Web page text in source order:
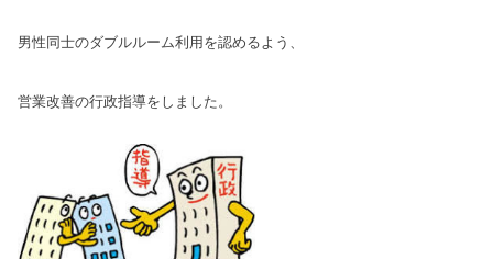
男性同士のダブルルーム利用を認めるよう、
営業改善の行政指導をしました。